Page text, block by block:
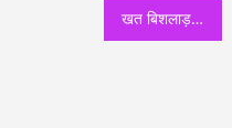
खत बिशलाड़ जनजाति कर्मचारी संगठन की बैठक में छात्र एवं संगठन को लेकर लिए कई निर्णय